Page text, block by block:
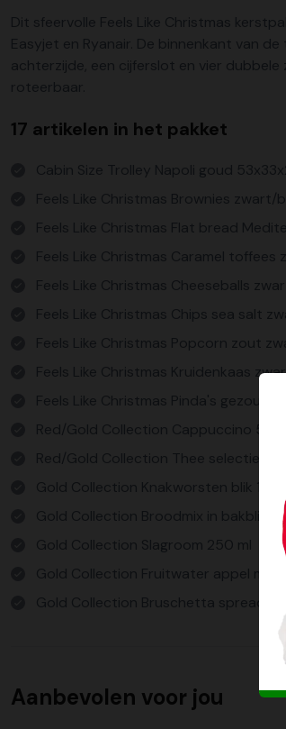
Dit sfeervolle Feels Like Christmas
Easyjet en Ryanair. De binnenkant van
achterzijde, een cijferslot en vier
roteerbaar.
17 artikelen in het pakket
Cabin Size Trolley Napoli goud
Feels Like Christmas Brownies zwart/
Feels Like Christmas Flat bread
Feels Like Christmas Caramel
Feels Like Christmas Cheeseballs
Feels Like Christmas Chips sea salt
Feels Like Christmas Popcorn zout
Feels Like Christmas Kruidenkaas
Feels Like Christmas Pinda's
Red/Gold Collection Cappuccino 50
Red/Gold Collection Thee selectie 2
Gold Collection Knakworsten blik 184
Gold Collection Broodmix in bakblik
Gold Collection Slagroom 250 ml
Gold Collection Fruitwater appel
Gold Collection Bruschetta spread
Aanbevolen voor jou